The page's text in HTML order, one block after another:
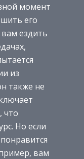
момент
его
ездить
из
также не
что
Но если
вам